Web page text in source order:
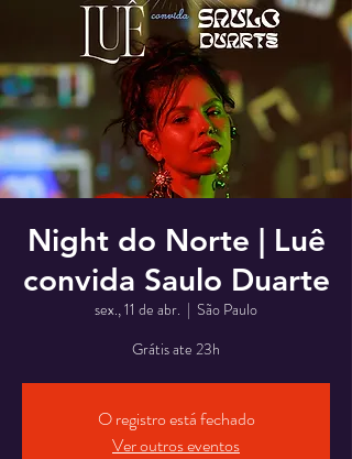
Night do Norte | Luê
convida Saulo Duarte
sex., 11 de abr.
  |
São Paulo
Grátis ate 23h
O registro está fechado
Ver outros eventos